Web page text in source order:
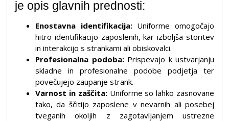
je opis glavnih prednosti:
Enostavna identifikacija:Uniforme omogočajo
hitro identifikacijo zaposlenih, kar izboljša storitev
in interakcijo s strankami ali obiskovalci.
Profesionalna podoba:Prispevajo k ustvarjanju
skladne in profesionalne podobe podjetja ter
povečujejo zaupanje strank.
Varnost in zaščita:Uniforme so lahko zasnovane
tako, da ščitijo zaposlene v nevarnih ali posebej
tveganih okoljih z zagotavljanjem ustrezne